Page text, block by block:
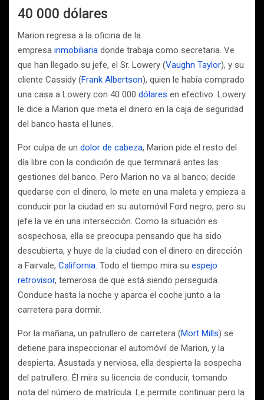
40 000 dólares
Marion regresa a la oficina de la
empresa inmobiliaria donde trabaja como secretaria. Ve
que han llegado su jefe, el Sr. Lowery (Vaughn Taylor), y su
cliente Cassidy (Frank Albertson), quien le había comprado
una casa a Lowery con 40 000 dólares en efectivo. Lowery
le dice a Marion que meta el dinero en la caja de seguridad
del banco hasta el lunes.
Por culpa de un dolor de cabeza, Marion pide el resto del
día libre con la condición de que terminará antes las
gestiones del banco. Pero Marion no va al banco; decide
quedarse con el dinero, lo mete en una maleta y empieza a
conducir por la ciudad en su automóvil Ford negro, pero su
jefe la ve en una intersección. Como la situación es
sospechosa, ella se preocupa pensando que ha sido
descubierta, y huye de la ciudad con el dinero en dirección
a Fairvale, California. Todo el tiempo mira su espejo
retrovisor, temerosa de que está siendo perseguida.
Conduce hasta la noche y aparca el coche junto a la
carretera para dormir.
Por la mañana, un patrullero de carretera (Mort Mills) se
detiene para inspeccionar el automóvil de Marion, y la
despierta. Asustada y nerviosa, ella despierta la sospecha
del patrullero. Él mira su licencia de conducir, tomando
nota del número de matrícula. Le permite continuar pero la